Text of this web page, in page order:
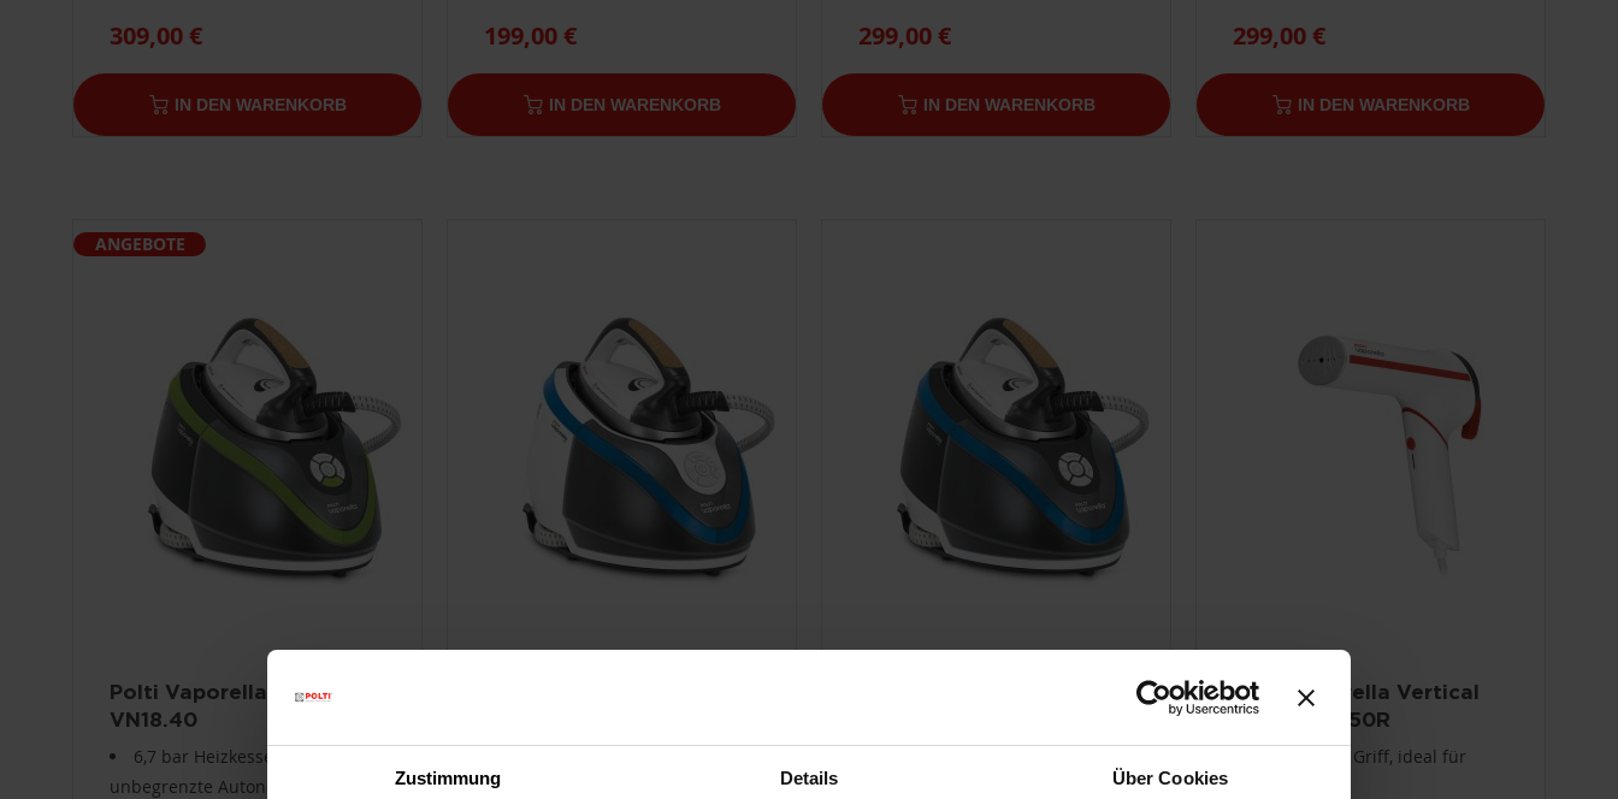
Zustimmung Details Über Cookies
309,00 €
IN DEN WARENKORB
199,00 €
IN DEN WARENKORB
299,00 €
IN DEN WARENKORB
299,00 €
IN DEN WARENKORB
ANGEBOTE
Polti Vaporella Next
VN18.40
6,7 bar Heizkessel,
unbegrenzte Autonomie, 1,3L
unbegrenzte Autonomie, 1,3L
Polti Vaporella Vertical
Styler GSM50R
Klappbarer Griff, ideal für